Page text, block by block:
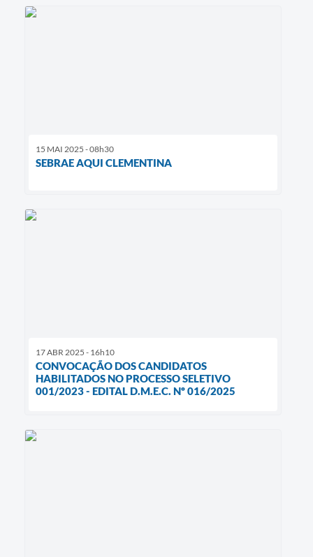
15 MAI 2025 - 08h30
SEBRAE AQUI CLEMENTINA
17 ABR 2025 - 16h10
CONVOCAÇÃO DOS CANDIDATOS
HABILITADOS NO PROCESSO SELETIVO
001/2023 - EDITAL D.M.E.C. Nº 016/2025